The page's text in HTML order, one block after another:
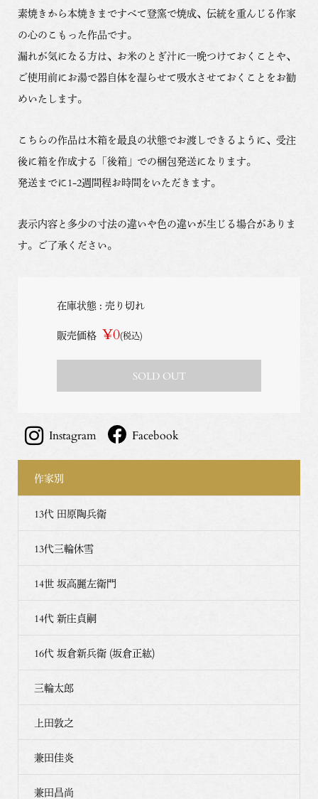
素焼きから本焼きまですべて登窯で焼成、伝統を重んじる作家
の心のこもった作品です。
漏れが気になる方は、お米のとぎ汁に一晩つけておくことや、
ご使用前にお湯で器自体を湿らせて吸水させておくことをお勧
めいたします。
こちらの作品は木箱を最良の状態でお渡しできるように、受注
後に箱を作成する「後箱」での梱包発送になります。
発送までに1-2週間程お時間をいただきます。
表示内容と多少の寸法の違いや色の違いが生じる場合がありま
す。ご了承ください。
在庫状態 : 売り切れ
販売価格 ¥0(税込)
SOLD OUT
Instagram Facebook
作家別
13代 田原陶兵衛
13代三輪休雪
14世 坂高麗左衛門
14代 新庄貞嗣
16代 坂倉新兵衛 (坂倉正紘)
三輪太郎
上田敦之
兼田佳炎
兼田昌尚